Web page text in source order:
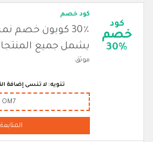
كود
خصم
30%
كود خصم
30٪ كوبون خصم
يشمل جميع المنتجات
موثق
تنويه: لا تنسى إضافة
OM7